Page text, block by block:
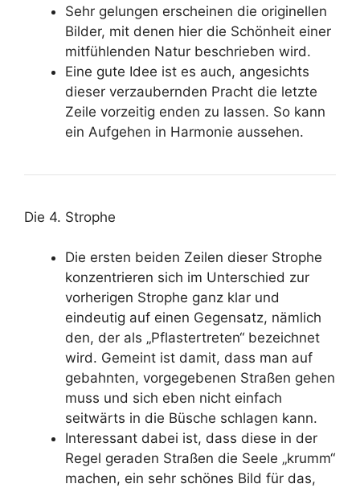
Sehr gelungen erscheinen die originellen
Bilder, mit denen hier die Schönheit einer
mitfühlenden Natur beschrieben wird.
Eine gute Idee ist es auch, angesichts
dieser verzaubernden Pracht die letzte
Zeile vorzeitig enden zu lassen. So kann
ein Aufgehen in Harmonie aussehen.
Die 4. Strophe
Die ersten beiden Zeilen dieser Strophe
konzentrieren sich im Unterschied zur
vorherigen Strophe ganz klar und
eindeutig auf einen Gegensatz, nämlich
den, der als „Pflastertreten“ bezeichnet
wird. Gemeint ist damit, dass man auf
gebahnten, vorgegebenen Straßen gehen
muss und sich eben nicht einfach
seitwärts in die Büsche schlagen kann.
Interessant dabei ist, dass diese in der
Regel geraden Straßen die Seele „krumm“
machen, ein sehr schönes Bild für das,